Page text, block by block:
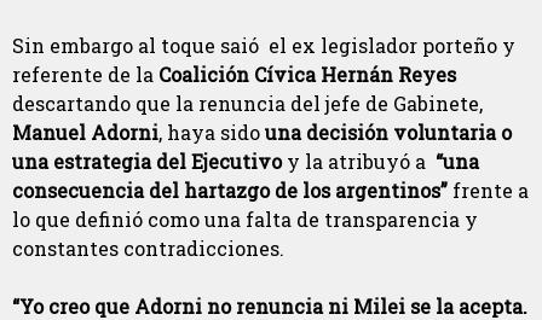
Sin embargo al toque saió el ex legislador porteño y
referente de la Coalición Cívica Hernán Reyes
descartando que la renuncia del jefe de Gabinete,
Manuel Adorni, haya sidouna decisión voluntaria o
una estrategia del Ejecutivoy la atribuyó a “una
consecuencia del hartazgo de los argentinos” frente a
lo que definió como una falta de transparencia y
constantes contradicciones.
“Yo creo que Adorni no renuncia ni Milei se la acepta.